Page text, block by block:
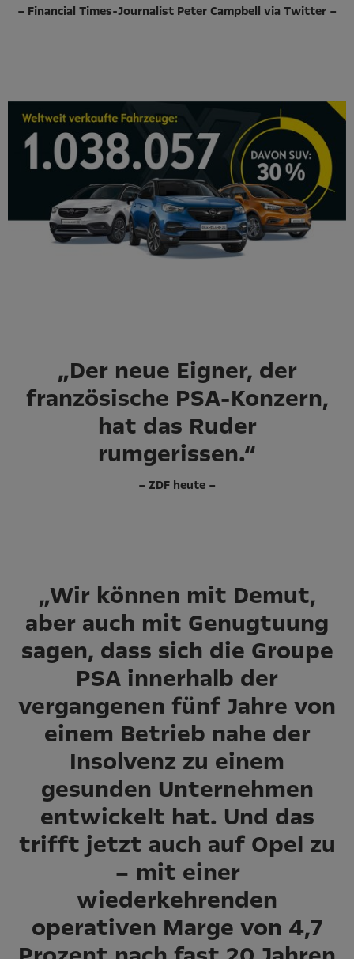
– Financial Times-Journalist Peter Campbell via Twitter –
„Der neue Eigner, der
französische PSA-Konzern,
hat das Ruder
rumgerissen.“
– ZDF heute –
„Wir können mit Demut,
aber auch mit Genugtuung
sagen, dass sich die Groupe
PSA innerhalb der
vergangenen fünf Jahre von
einem Betrieb nahe der
Insolvenz zu einem
gesunden Unternehmen
entwickelt hat. Und das
trifft jetzt auch auf Opel zu
– mit einer
wiederkehrenden
operativen Marge von 4,7